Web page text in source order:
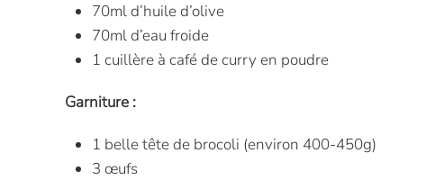
70ml d’huile d’olive
70ml d’eau froide
1 cuillère à café de curry en poudre
Garniture :
1 belle tête de brocoli (environ 400-450g)
3 œufs